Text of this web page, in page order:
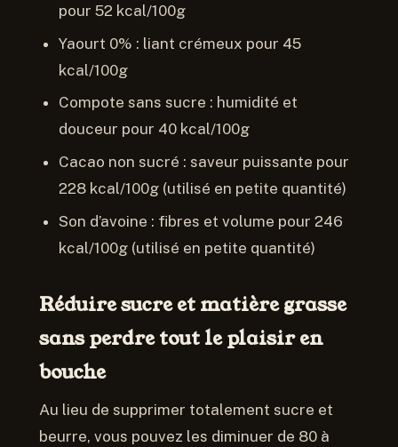
pour 52 kcal/100g
Yaourt 0% : liant crémeux pour 45
kcal/100g
Compote sans sucre : humidité et
douceur pour 40 kcal/100g
Cacao non sucré : saveur puissante pour
228 kcal/100g (utilisé en petite quantité)
Son d’avoine : fibres et volume pour 246
kcal/100g (utilisé en petite quantité)
Réduire sucre et matière grasse
sans perdre tout le plaisir en
bouche
Au lieu de supprimer totalement sucre et
beurre, vous pouvez les diminuer de 80 à